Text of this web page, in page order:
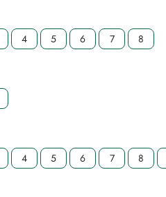
4 5 6 7 8
4 5 6 7 8